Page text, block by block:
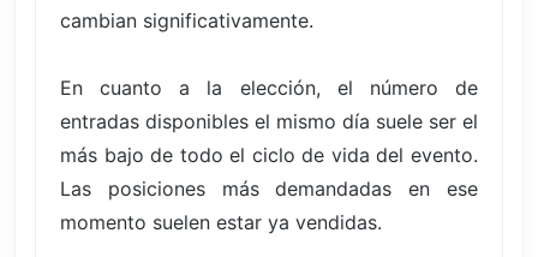
cambian significativamente.
En cuanto a la elección, el número de
entradas disponibles el mismo día suele ser el
más bajo de todo el ciclo de vida del evento.
Las posiciones más demandadas en ese
momento suelen estar ya vendidas.